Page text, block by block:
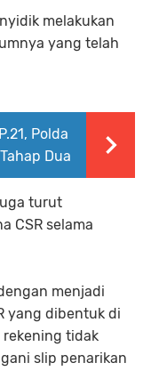
melakukan
yang telah
Polda
Dua
turut
CSR selama
menjadi
yang dibentuk di
rekening tidak
slip penarikan